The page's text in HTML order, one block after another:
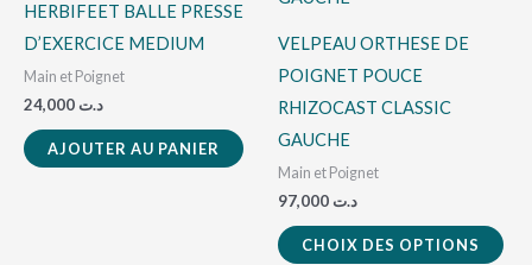
HERBIFEET BALLE PRESSE
D’EXERCICE MEDIUM
Main et Poignet
د.ت
AJOUTER AU PANIER
VELPEAU ORTHESE DE
POIGNET POUCE
RHIZOCAST CLASSIC
GAUCHE
Main et Poignet
د.ت
CHOIX DES OPTIONS
la